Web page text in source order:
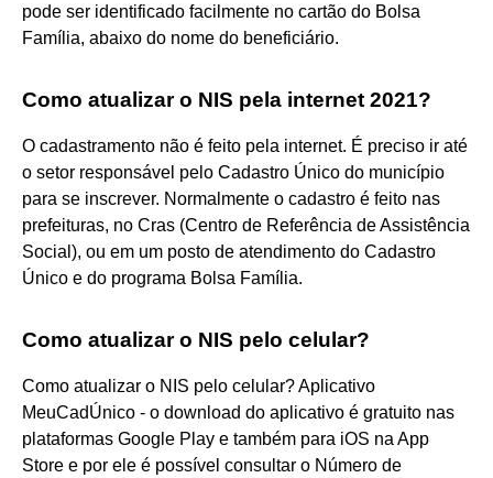
pode ser identificado facilmente no cartão do Bolsa
Família, abaixo do nome do beneficiário.
Como atualizar o NIS pela internet 2021?
O cadastramento não é feito pela internet. É preciso ir até
o setor responsável pelo Cadastro Único do município
para se inscrever. Normalmente o cadastro é feito nas
prefeituras, no Cras (Centro de Referência de Assistência
Social), ou em um posto de atendimento do Cadastro
Único e do programa Bolsa Família.
Como atualizar o NIS pelo celular?
Como atualizar o NIS pelo celular? Aplicativo
MeuCadÚnico - o download do aplicativo é gratuito nas
plataformas Google Play e também para iOS na App
Store e por ele é possível consultar o Número de